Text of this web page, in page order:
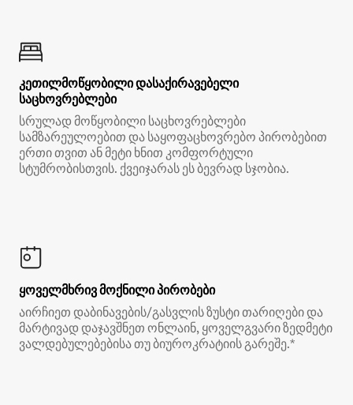
კეთილმოწყობილი დასაქირავებელი
საცხოვრებლები
სრულად მოწყობილი საცხოვრებლები
სამზარეულოებით და საყოფაცხოვრებო პირობებით
ერთი თვით ან მეტი ხნით კომფორტული
სტუმრობისთვის. ქვეიჯარას ეს ბევრად სჯობია.
ყოველმხრივ მოქნილი პირობები
აირჩიეთ დაბინავების/გასვლის ზუსტი თარიღები და
მარტივად დაჯავშნეთ ონლაინ, ყოველგვარი ზედმეტი
ვალდებულებებისა თუ ბიუროკრატიის გარეშე.*